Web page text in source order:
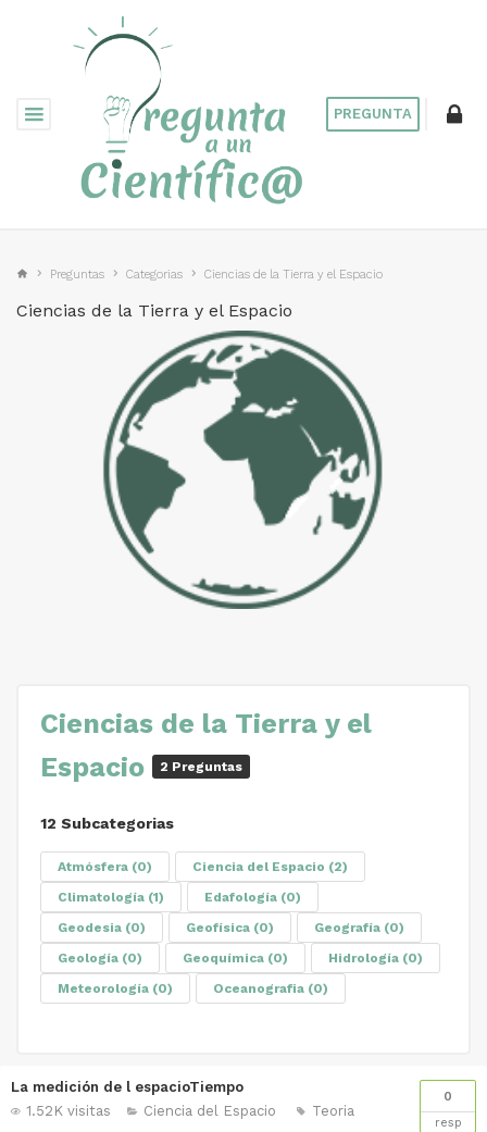
PREGUNTA
Preguntas Categorias Ciencias de la Tierra y el Espacio
Ciencias de la Tierra y el Espacio
Ciencias de la Tierra y el
Espacio
2 Preguntas
12 Subcategorias
Atmósfera (0) Ciencia del Espacio (2)
Climatología (1) Edafología (0)
Geodesia (0) Geofísica (0) Geografía (0)
Geología (0) Geoquímica (0) Hidrología (0)
Meteorología (0) Oceanografia (0)
0
resp
La medición de l espacioTiempo
1.52K visitas
Ciencia del Espacio Teoria